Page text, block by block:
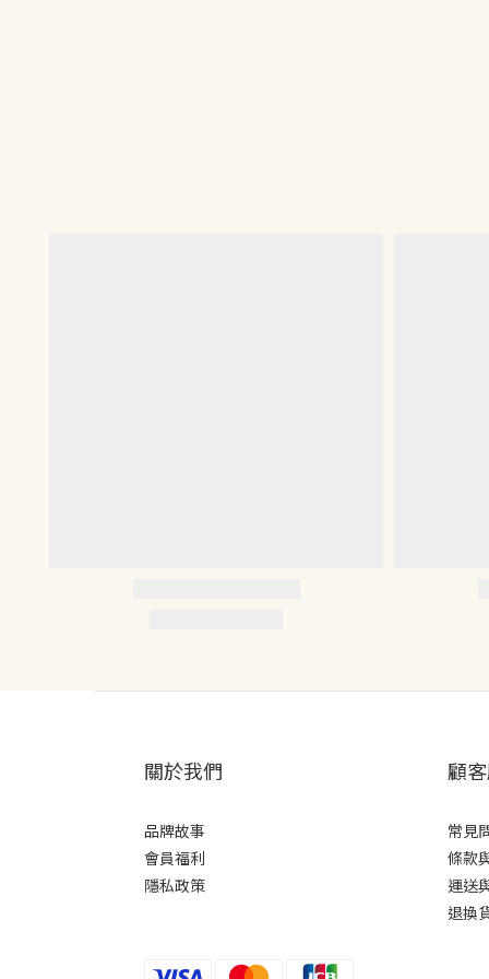
關於我們
品牌故事
會員福利
隱私政策
顧
常見
條款
運送
退換